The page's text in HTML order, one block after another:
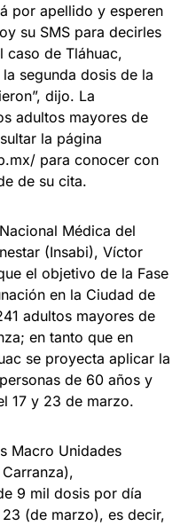
por apellido y esperen
su SMS para decirles
caso de Tláhuac,
segunda dosis de la
dijo. La
adultos mayores de
la página
para conocer con
de su cita.
Médica del
(Insabi), Víctor
el objetivo de la Fase
en la Ciudad de
adultos mayores de
en tanto que en
se proyecta aplicar la
de 60 años y
17 y 23 de marzo.
Macro Unidades
9 mil dosis por día
(de marzo), es decir,